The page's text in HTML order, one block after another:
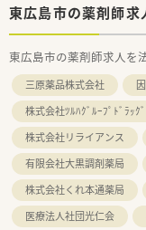
東広島市の薬剤師求
東広島市の薬剤師求人を
三原薬品株式会社
株式会社ﾂﾙﾊｸﾞﾙｰﾌﾟﾄﾞﾗｯｸ
株式会社リライアンス
有限会社大黒調剤薬局
株式会社くれ本通薬局
医療法人社団光仁会